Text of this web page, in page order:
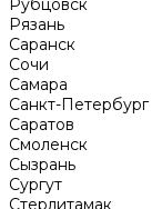
Рубцовск
Рязань
Саранск
Сочи
Самара
Санкт-Петербург
Саратов
Смоленск
Сызрань
Сургут
Стерлитамак